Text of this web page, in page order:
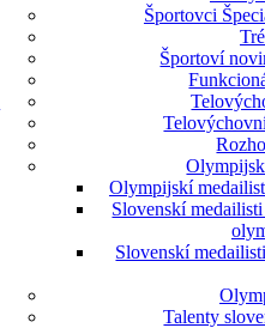
Športovci
Športoví
Olympijskí
Slovenskí
Slovenskí
Talenty